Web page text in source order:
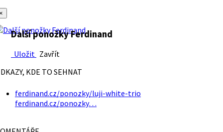
Další ponožky Ferdinand
Uložit Zavřít
KDE TO SEHNAT
ferdinand.cz/ponozky/luji-white-trio
ferdinand.cz/ponozky…